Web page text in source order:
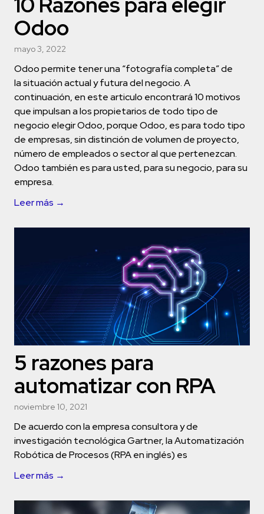
Odoo
mayo 3, 2022
Odoo permite tener una “fotografía completa” de
la situación actual y futura del negocio. A
continuación, en este articulo encontrará 10 motivos
que impulsan a los propietarios de todo tipo de
negocio elegir Odoo, porque Odoo, es para todo tipo
de empresas, sin distinción de volumen de proyecto,
número de empleados o sector al que pertenezcan.
Odoo también es para usted, para su negocio, para su
empresa.
Leer más →
5 razones para
automatizar con RPA
noviembre 10, 2021
De acuerdo con la empresa consultora y de
investigación tecnológica Gartner, la Automatización
Robótica de Procesos (RPA en inglés) es
Leer más →